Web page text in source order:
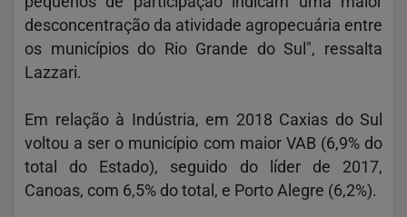
desconcentração da atividade agropecuária entre
os municípios do Rio Grande do Sul", ressalta
Lazzari.
Em relação à Indústria, em 2018 Caxias do Sul
voltou a ser o município com maior VAB (6,9% do
total do Estado), seguido do líder de 2017,
Canoas, com 6,5% do total, e Porto Alegre (6,2%).